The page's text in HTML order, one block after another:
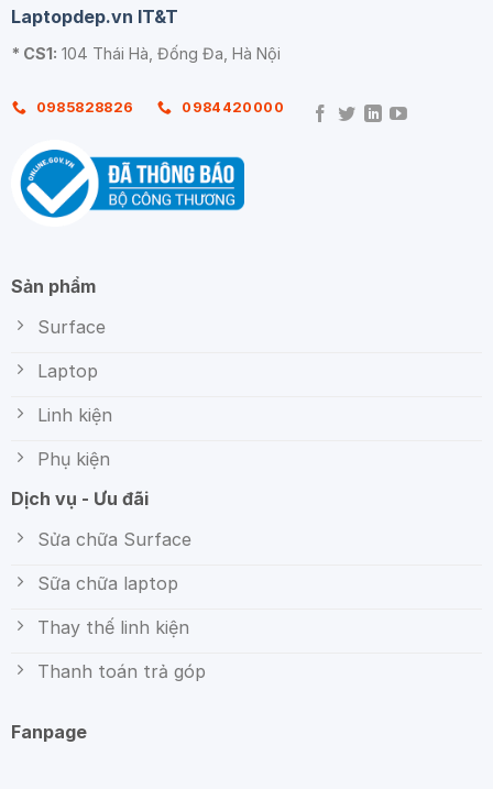
Laptopdep.vn IT&T
* CS1: 104 Thái Hà, Đống Đa, Hà Nội
0985828826 0984420000
Sản phẩm
Surface
Laptop
Linh kiện
Phụ kiện
Dịch vụ - Ưu đãi
Sửa chữa Surface
Sữa chữa laptop
Thay thế linh kiện
Thanh toán trả góp
Fanpage